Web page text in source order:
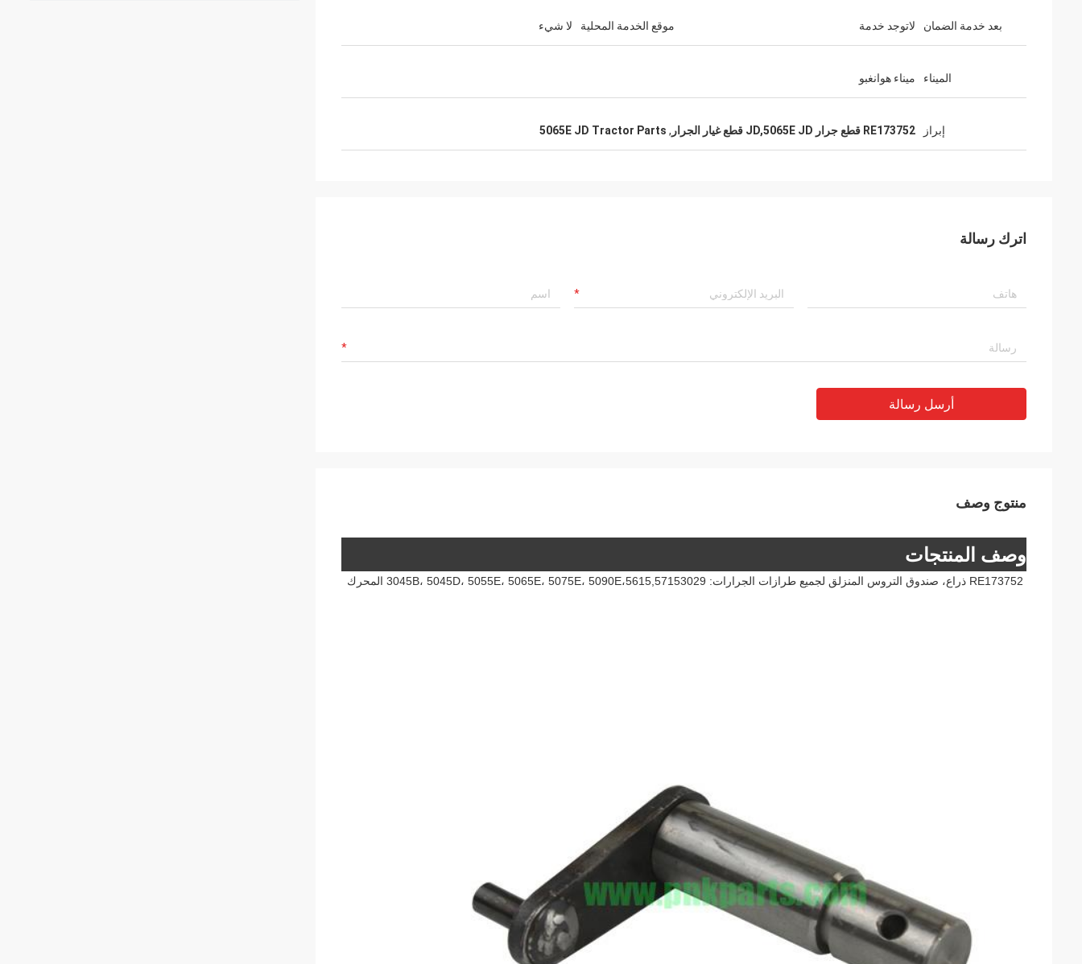
بعد خدمة الضمان لاتوجد خدمة موقع الخدمة المحلية لا شيء
الميناء ميناء هوانغبو
إبراز RE173752 قطع جرار JD,5065E JD قطع غيار الجرار ,
5065E JD Tractor Parts
اترك رسالة
أرسل رسالة
منتوج وصف
وصف المنتجات
RE173752 ذراع، صندوق التروس المنزلق لجميع طرازات الجرارات: 3045B، 5045D، 5055E، 5065E، 5075E، 5090E،5615,57153029 المحرك